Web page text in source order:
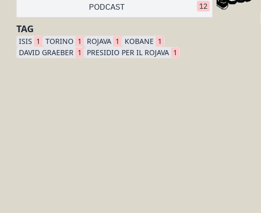
PODCAST 12
TAG
ISIS 1 TORINO 1 ROJAVA 1 KOBANE 1
DAVID GRAEBER 1 PRESIDIO PER IL ROJAVA 1